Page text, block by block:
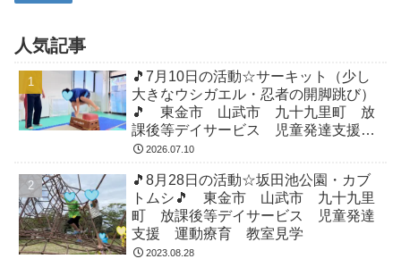
人気記事
🎵7月10日の活動☆サーキット（少し
大きなウシガエル・忍者の開脚跳び）
🎵 東金市 山武市 九十九里町 放
課後等デイサービス 児童発達支援
運動療育 教室見学
2026.07.10
🎵8月28日の活動☆坂田池公園・カブ
トムシ🎵 東金市 山武市 九十九里
町 放課後等デイサービス 児童発達
支援 運動療育 教室見学
2023.08.28